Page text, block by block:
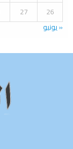
26
27
« يونيو